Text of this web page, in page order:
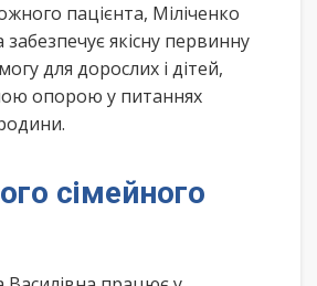
пацієнта, Міліченко
забезпечує якісну первинну
для дорослих і дітей,
опорою у питаннях
сімейного